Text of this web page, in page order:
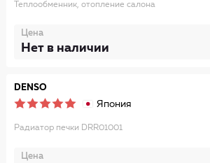
Теплообменник, отопление салона
Цена
Нет в наличии
DENSO
Япония
Радиатор печки DRR01001
Цена